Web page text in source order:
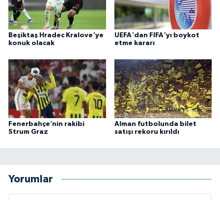
Beşiktaş Hradec Kralove'ye
konuk olacak
UEFA'dan FIFA'yı boykot
etme kararı
Fenerbahçe’nin rakibi
Strum Graz
Alman futbolunda bilet
satışı rekoru kırıldı
Yorumlar